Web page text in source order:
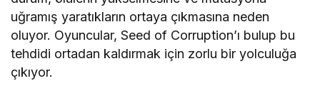
uğramış yaratıkların ortaya çıkmasına neden
oluyor. Oyuncular, Seed of Corruption’ı bulup bu
tehdidi ortadan kaldırmak için zorlu bir yolculuğa
çıkıyor.